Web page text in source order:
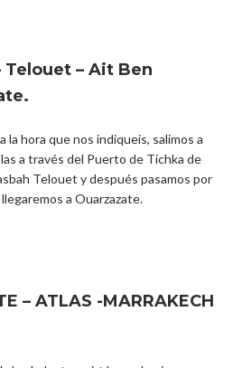
Telouet – Ait Ben
la hora que nos indiqueis, salimos a
a través del Puerto de Tichka de
Telouet y después pasamos por
a Ouarzazate.
– ATLAS -MARRAKECH